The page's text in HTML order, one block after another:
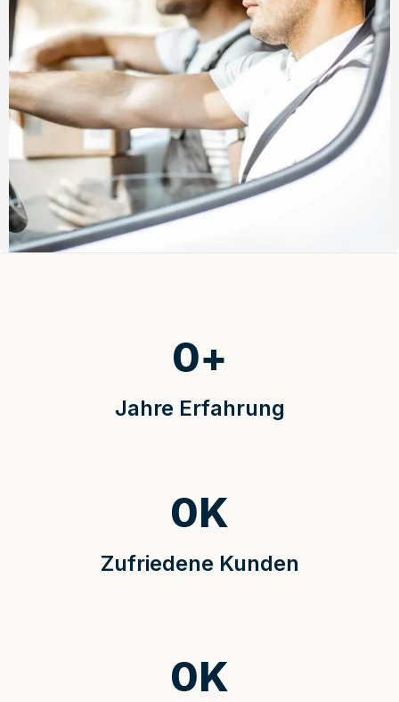
Jahre Erfahrung
0+
Zufriedene Kunden
0K
0K